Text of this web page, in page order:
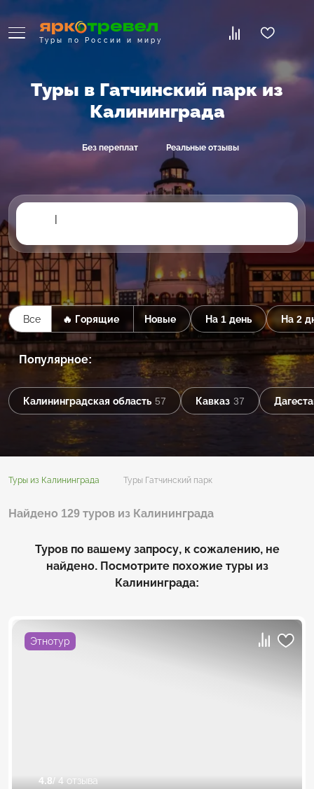
Туры по России и миру
Туры в Гатчинский парк из
Калининграда
Без переплат Реальные отзывы
|
Все 🔥 Горящие Новые На 1 день На 2
Популярное:
Калининградская область 57 Кавказ 37
Туры из Калининграда Туры Гатчинский парк
Найдено 129 туров из Калининграда
Туров по вашему запросу, к сожалению, не
найдено. Посмотрите похожие туры из
Калининграда:
Этнотур
4.8/ 4 отзыва